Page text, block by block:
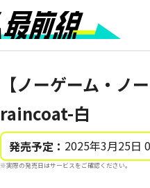
【ノーゲーム・
raincoat-白
発売予定： 2025年3月25日
※実際の発売日はサービスをご確認ください。